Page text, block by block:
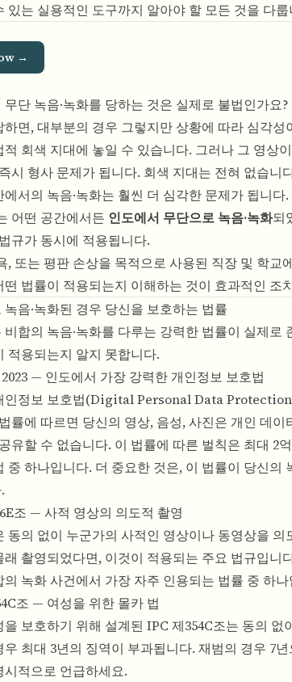
있는 실용적인 도구까지 알아야 할 모든 것을 다룹
→
무단 녹음·녹화를 당하는 것은 실제로 불법인가요?
하면, 대부분의 경우 그렇지만 상황에 따라 심각
적 회색 지대에 놓일 수 있습니다. 그러나 그 영상
시 형사 문제가 됩니다. 회색 지대는 전혀 없습니
에서의 녹음·녹화는 훨씬 더 심각한 문제가 됩니
어떤 공간에서든 인도에서 무단으로 녹음·녹화되
규가 동시에 적용됩니다.
, 또는 평판 손상을 목적으로 사용된 직장 및 학교
떤 법률이 적용되는지 이해하는 것이 효과적인 조
녹음·녹화된 경우 당신을 보호하는 법률
비합의 녹음·녹화를 다루는 강력한 법률이 실제
적용되는지 알지 못합니다.
— 인도에서 가장 강력한 개인정보 보호법
인정보 보호법(Digital Personal Data Protection
률에 따르면 당신의 영상, 음성, 사진은 개인 데이
유할 수 없습니다. 이 법률에 따른 벌칙은 최대 2
중 하나입니다. 더 중요한 것은, 이 법률이 당신의
조 — 사적 영상의 의도적 촬영
동의 없이 누군가의 사적인 영상이나 동영상을
래 촬영되었다면, 이것이 적용되는 주요 법규입니
의 녹화 사건에서 가장 자주 인용되는 법률 중 하나
조 — 여성을 위한 몰카 법
을 보호하기 위해 설계된 IPC 제354C조는 동의
우 최대 3년의 징역이 부과됩니다. 재범의 경우 7
시적으로 언급하세요.